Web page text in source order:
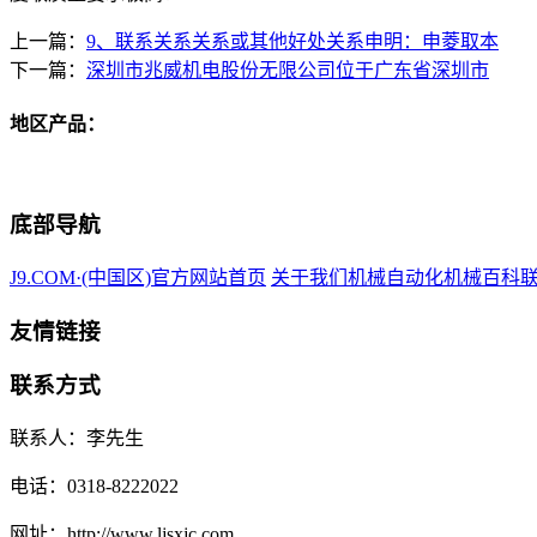
上一篇： 9、联系关系关系或其他好处关系申明：申菱取本
下一篇： 深圳市兆威机电股份无限公司位于广东省深圳市
地区产品：
底部导航
J9.COM·(中国区)官方网站首页 关于我们 机械自动化机械百科
友情链接
联系方式
联系人：李先生
电话：0318-8222022